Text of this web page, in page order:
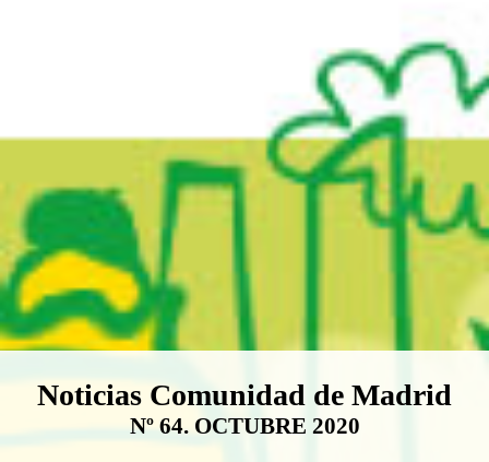
Boletín Noticias Comunidad de
Noticias Comunidad de Madrid
Nº 64. OCTUBRE 2020